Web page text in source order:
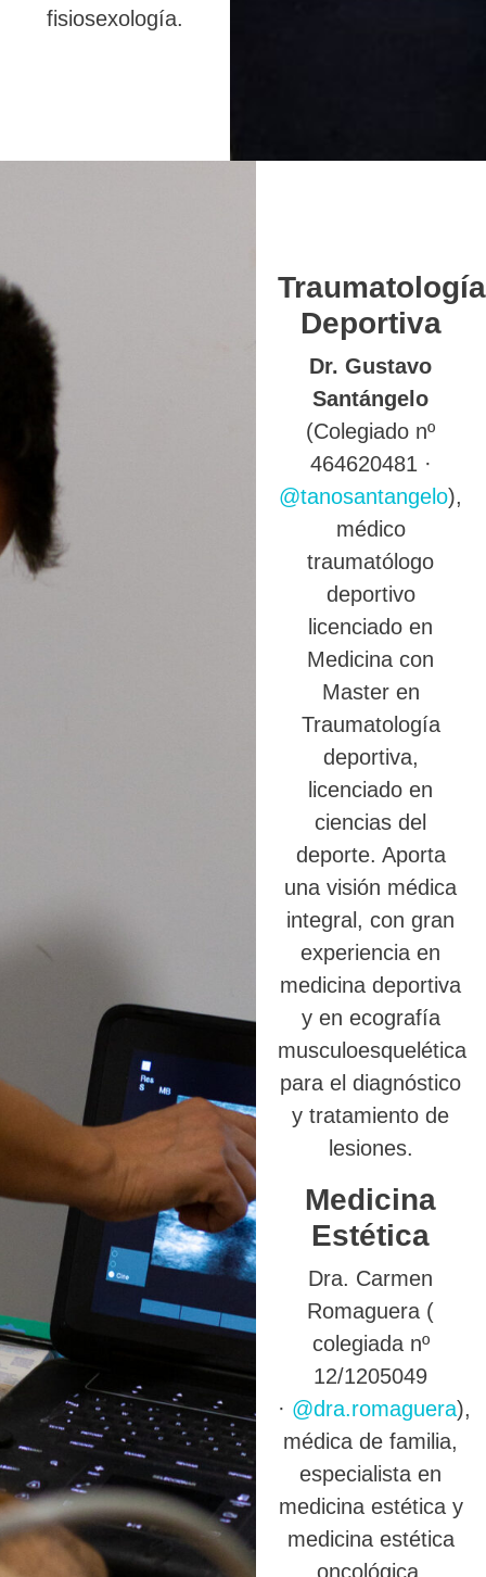
fisiosexología.
Traumatología
Deportiva
Dr. Gustavo
Santángelo
(Colegiado nº
464620481 ·
@tanosantangelo),
médico
traumatólogo
deportivo
licenciado en
Medicina con
Master en
Traumatología
deportiva,
licenciado en
ciencias del
deporte. Aporta
una visión médica
integral, con gran
experiencia en
medicina deportiva
y en ecografía
musculoesquelética
para el diagnóstico
y tratamiento de
lesiones.
Medicina
Estética
Dra. Carmen
Romaguera (
colegiada nº
12/1205049
· @dra.romaguera),
médica de familia,
especialista en
medicina estética y
medicina estética
oncológica.